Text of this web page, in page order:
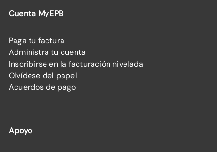
Cuenta MyEPB
Paga tu factura
Administra tu cuenta
Inscribirse en la facturación nivelada
Olvídese del papel
Acuerdos de pago
Apoyo